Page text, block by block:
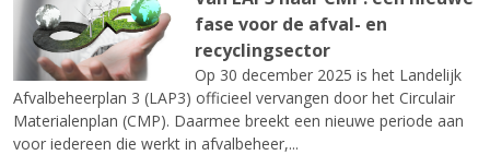
fase voor de afval- en
recyclingsector
Op 30 december 2025 is het Landelijk
Afvalbeheerplan 3 (LAP3) officieel vervangen door het Circulair
Materialenplan (CMP). Daarmee breekt een nieuwe periode aan
voor iedereen die werkt in afvalbeheer,...